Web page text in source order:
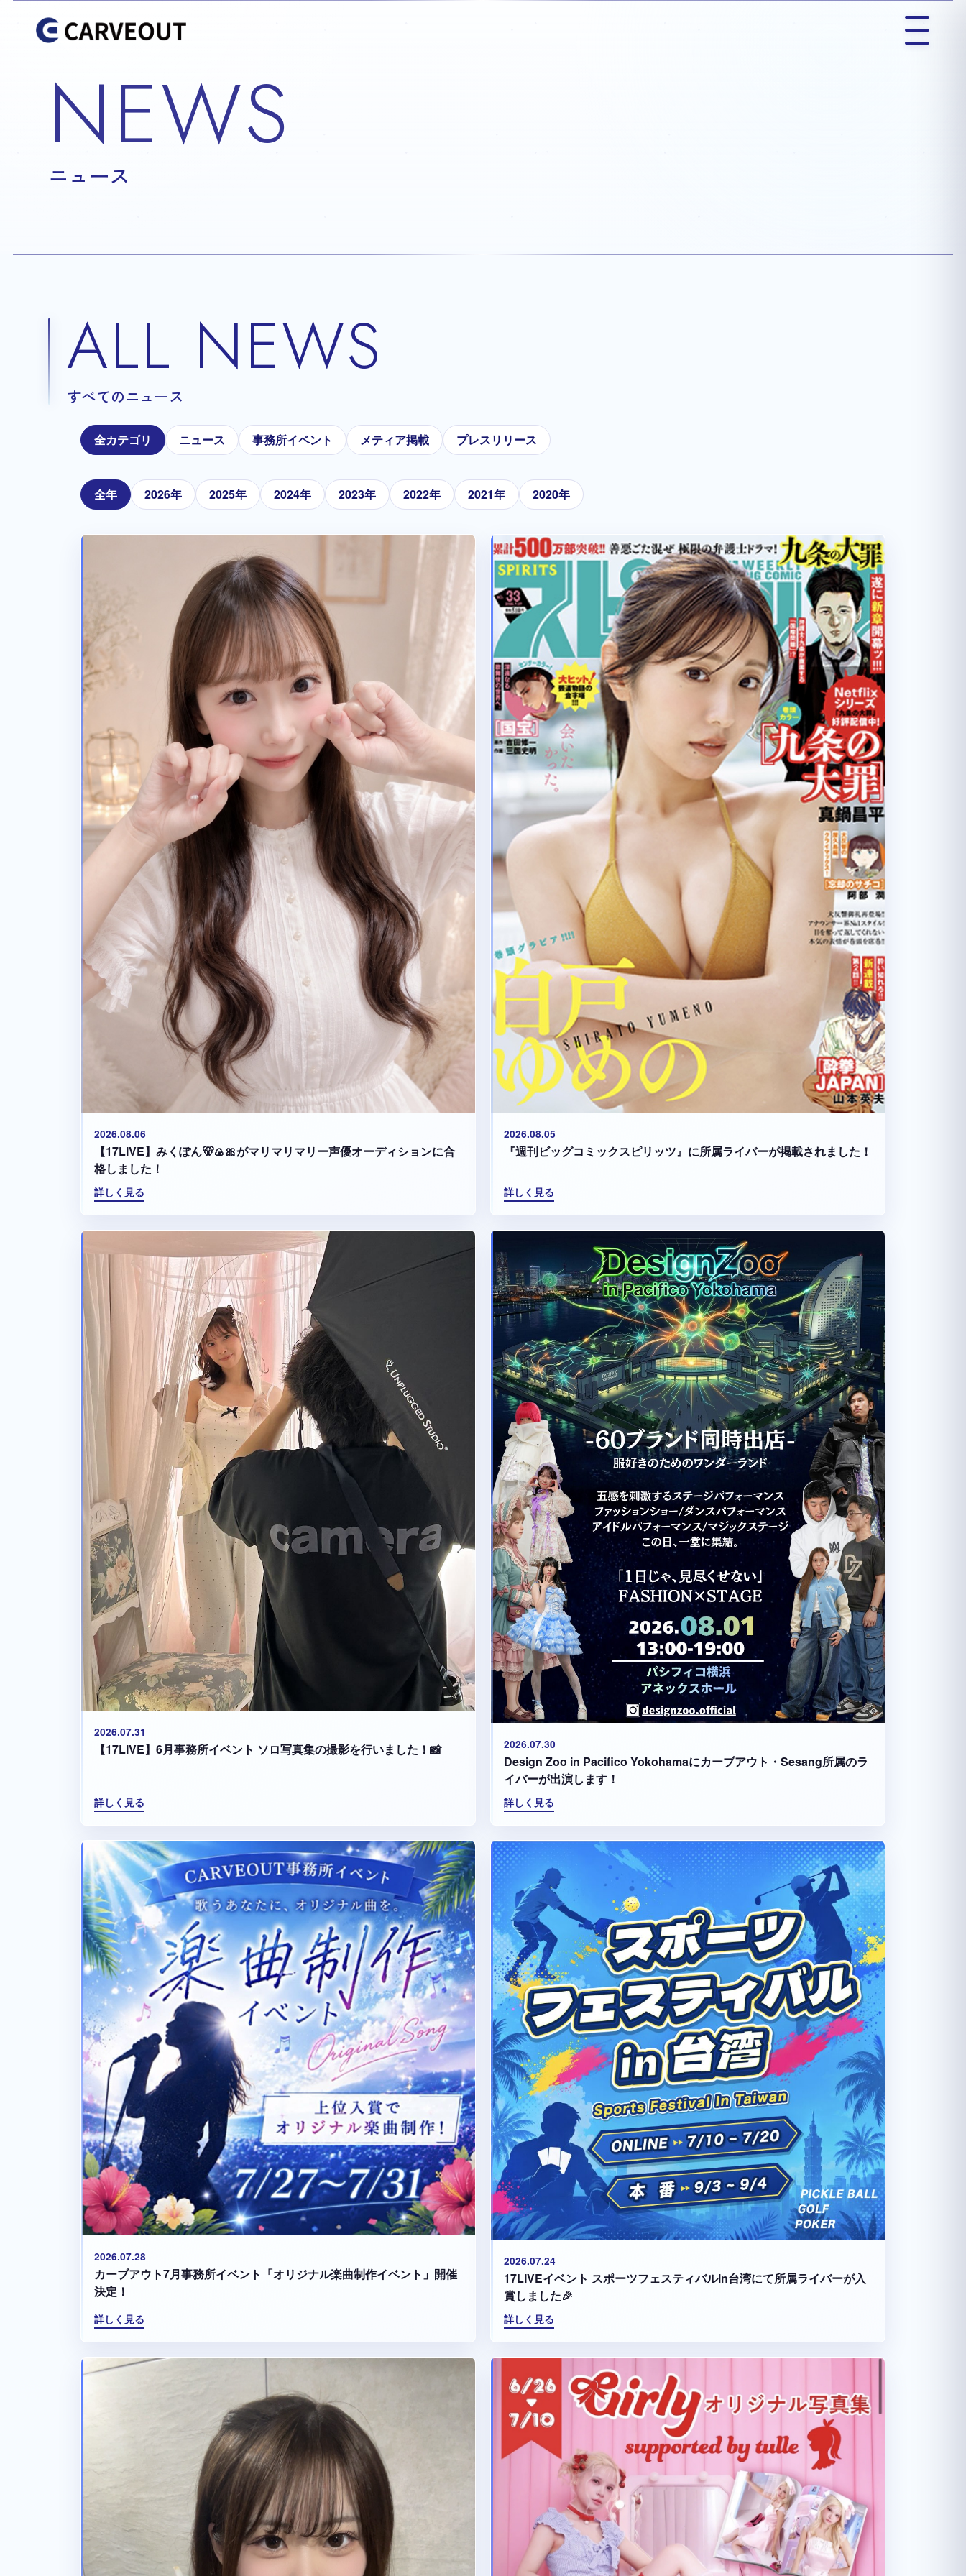
NEWS
ニュース
ALL NEWS
すべてのニュース
全カテゴリ ニュース 事務所イベント メティア掲載 プレスリリース
全年 2026年 2025年 2024年 2023年 2022年 2021年 2020年
2026.08.06
【17LIVE】みくぽん🐻🍙🎀がマリマリマリー声優オーディションに合
格しました！
詳しく見る
2026.08.05
『週刊ビッグコミックスピリッツ』に所属ライバーが掲載されました！
詳しく見る
2026.07.31
【17LIVE】6月事務所イベント ソロ写真集の撮影を行いました！📸
詳しく見る
2026.07.30
Design Zoo in Pacifico Yokohamaにカーブアウト・Sesang所属のラ
イバーが出演します！
詳しく見る
2026.07.28
カーブアウト7月事務所イベント「オリジナル楽曲制作イベント」開催
決定！
詳しく見る
2026.07.24
17LIVEイベント スポーツフェスティバルin台湾にて所属ライバーが入
賞しました🎉
詳しく見る